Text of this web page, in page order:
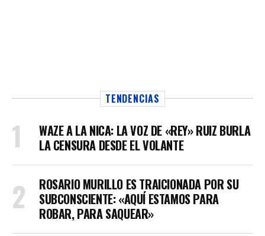
TENDENCIAS
WAZE A LA NICA: LA VOZ DE «REY» RUIZ BURLA
LA CENSURA DESDE EL VOLANTE
ROSARIO MURILLO ES TRAICIONADA POR SU
SUBCONSCIENTE: «AQUÍ ESTAMOS PARA
ROBAR, PARA SAQUEAR»